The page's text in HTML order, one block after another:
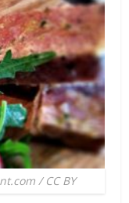
/ CC BY